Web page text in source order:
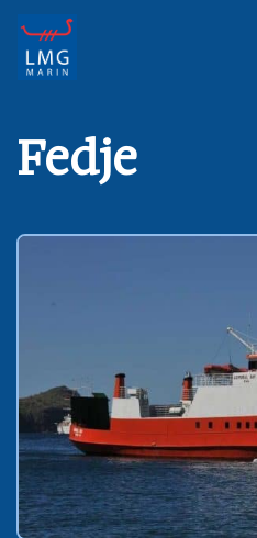
Main Navigation
Fedje